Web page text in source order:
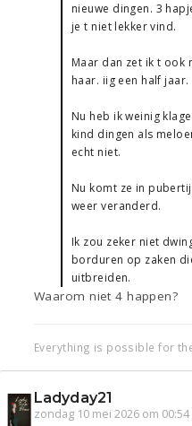
nieuwe dingen. 3
je t niet lekker vind.
Maar dan zet ik t ook
haar. iig een half jaar.
Nu heb ik weinig
kind dingen als
echt niet.
Nu komt ze in
weer veranderd.
Ik zou zeker niet
borduren op zaken
uitbreiden.
Waarom niet 4 happen?
Everything is possible for
Ladyday21
zondag 10 mei 2026 om 00:54